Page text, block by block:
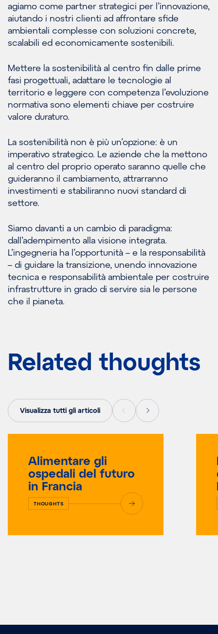
agiamo come partner strategici per l’innovazione,
aiutando i nostri clienti ad affrontare sfide
ambientali complesse con soluzioni concrete,
scalabili ed economicamente sostenibili.
Mettere la sostenibilità al centro fin dalle prime
fasi progettuali, adattare le tecnologie al
territorio e leggere con competenza l’evoluzione
normativa sono elementi chiave per costruire
valore duraturo.
La sostenibilità non è più un’opzione: è un
imperativo strategico. Le aziende che la mettono
al centro del proprio operato saranno quelle che
guideranno il cambiamento, attrarranno
investimenti e stabiliranno nuovi standard di
settore.
Siamo davanti a un cambio di paradigma:
dall’adempimento alla visione integrata.
L’ingegneria ha l’opportunità – e la responsabilità
– di guidare la transizione, unendo innovazione
tecnica e responsabilità ambientale per costruire
infrastrutture in grado di servire sia le persone
che il pianeta.
Related thoughts
Visualizza tutti gli articoli
Alimentare gli
ospedali del futuro
in Francia
THOUGHTS